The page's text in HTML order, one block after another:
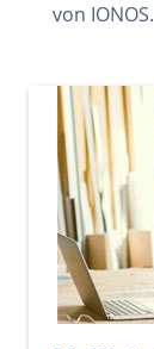
von IONOS.